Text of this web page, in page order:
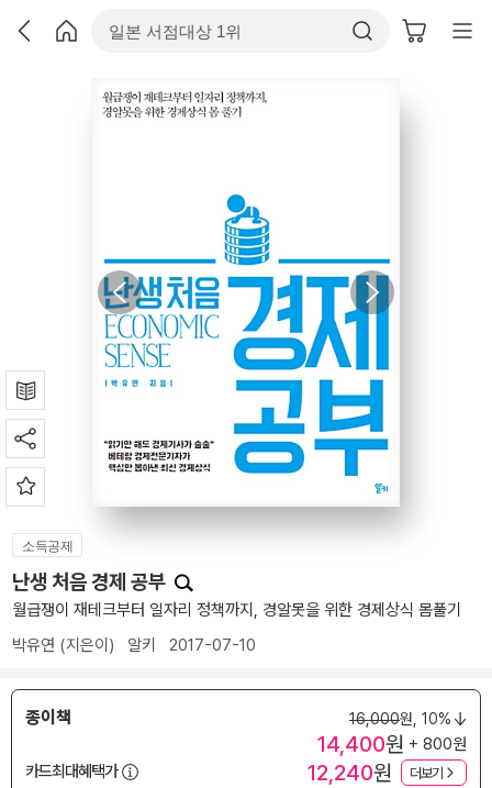
소득공제
난생 처음 경제 공부
월급쟁이 재테크부터 일자리 정책까지, 경알못을 위한 경제상식 몸풀기
박유연 (지은이) 알키 2017-07-10
종이책 16,000원, 10%
14,400원 + 800원
카드최대혜택가
12,240원 더보기